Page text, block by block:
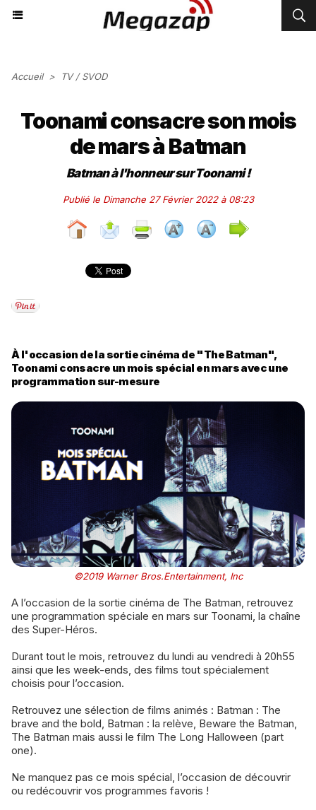
Accueil > TV / SVOD
Toonami consacre son mois
de mars à Batman
Batman à l'honneur sur Toonami !
Publié le Dimanche 27 Février 2022 à 08:23
À l'occasion de la sortie cinéma de "The Batman",
Toonami consacre un mois spécial en mars avec une
programmation sur-mesure
©2019 Warner Bros.Entertainment, Inc
A l’occasion de la sortie cinéma de The Batman, retrouvez
une programmation spéciale en mars sur Toonami, la chaîne
des Super-Héros.
Durant tout le mois, retrouvez du lundi au vendredi à 20h55
ainsi que les week-ends, des films tout spécialement
choisis pour l’occasion.
Retrouvez une sélection de films animés : Batman : The
brave and the bold, Batman : la relève, Beware the Batman,
The Batman mais aussi le film The Long Halloween (part
one).
Ne manquez pas ce mois spécial, l’occasion de découvrir
ou redécouvrir vos programmes favoris !